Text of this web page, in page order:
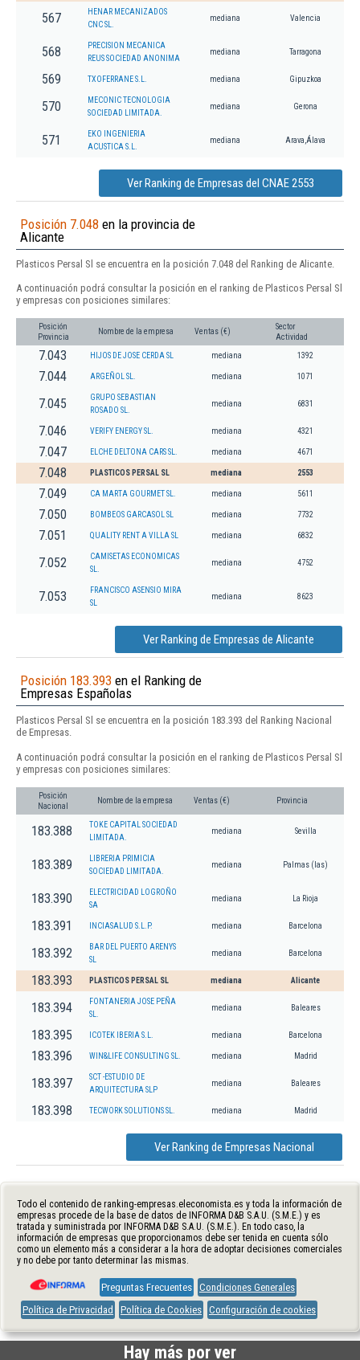
567
HENAR MECANIZADOS
CNC SL.
mediana Valencia
568
PRECISION MECANICA
REUS SOCIEDAD ANONIMA
mediana Tarragona
569 TXOFERRANE S.L. mediana Gipuzkoa
570
MECONIC TECNOLOGIA
SOCIEDAD LIMITADA.
mediana Gerona
571
EKO INGENIERIA
ACUSTICA S.L.
mediana Arava,Álava
Ver Ranking de Empresas del CNAE 2553
Posición 7.048 en la provincia de
Alicante
Plasticos Persal Sl se encuentra en la posición 7.048 del Ranking de Alicante.
A continuación podrá consultar la posición en el ranking de Plasticos Persal Sl
y empresas con posiciones similares:
Posición
Provincia
Nombre de la empresa Ventas (€)
Sector
Actividad
7.043 HIJOS DE JOSE CERDA SL mediana 1392
7.044 ARGEÑOL SL. mediana 1071
7.045
GRUPO SEBASTIAN
ROSADO SL.
mediana 6831
7.046 VERIFY ENERGY SL. mediana 4321
7.047 ELCHE DELTONA CARS SL. mediana 4671
7.048 PLASTICOS PERSAL SL mediana 2553
7.049 CA MARTA GOURMET SL. mediana 5611
7.050 BOMBEOS GARCASOL SL mediana 7732
7.051 QUALITY RENT A VILLA SL mediana 6832
7.052
CAMISETAS ECONOMICAS
SL.
mediana 4752
7.053
FRANCISCO ASENSIO MIRA
SL
mediana 8623
Ver Ranking de Empresas de Alicante
Posición 183.393 en el Ranking de
Empresas Españolas
Plasticos Persal Sl se encuentra en la posición 183.393 del Ranking Nacional
de Empresas.
A continuación podrá consultar la posición en el ranking de Plasticos Persal Sl
y empresas con posiciones similares:
Posición
Nacional
Nombre de la empresa Ventas (€) Provincia
183.388
TOKE CAPITAL SOCIEDAD
LIMITADA.
mediana Sevilla
183.389
LIBRERIA PRIMICIA
SOCIEDAD LIMITADA.
mediana Palmas (las)
183.390
ELECTRICIDAD LOGROÑO
SA
mediana La Rioja
183.391 INCIASALUD S.L.P. mediana Barcelona
183.392
BAR DEL PUERTO ARENYS
SL
mediana Barcelona
183.393 PLASTICOS PERSAL SL mediana Alicante
183.394
FONTANERIA JOSE PEÑA
SL.
mediana Baleares
183.395 ICOTEK IBERIA S.L. mediana Barcelona
183.396 WIN&LIFE CONSULTING SL. mediana Madrid
183.397
SCT -ESTUDIO DE
ARQUITECTURA SLP
mediana Baleares
183.398 TECWORK SOLUTIONS SL. mediana Madrid
Ver Ranking de Empresas Nacional
Todo el contenido de ranking-empresas.eleconomista.es y toda la información de
empresas procede de la base de datos de INFORMA D&B S.A.U. (S.M.E.) y es
tratada y suministrada por INFORMA D&B S.A.U. (S.M.E.). En todo caso, la
información de empresas que proporcionamos debe ser tenida en cuenta sólo
como un elemento más a considerar a la hora de adoptar decisiones comerciales
y no debe por tanto determinar las mismas.
Preguntas Frecuentes Condiciones Generales
Política de Privacidad
Política de Cookies Configuración de cookies
Hay más por ver